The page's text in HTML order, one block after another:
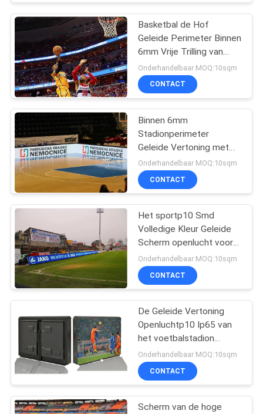
Volledige Kleuren
LEIDENE Vertoning
SMD-LEIDENE
Vertoning
Openlucht LEIDEN
Aanplakbord
106
Basketbal de Hof
Geleide Perimeter Binnen
6mm Vrije Trilling van
Reclameraad
Onderhandelbaar MOQ:10sqm
CONTACT
Binnen 6mm
Stadionperimeter
Geleide Vertoning met
Digitaal het
Schermcomité 1920Hz
Onderhandelbaar MOQ:10sqm
CONTACT
Het sportp10 Smd
Volledige Kleur Geleide
Scherm openlucht voor
Voetbal Logo Advertising
Onderhandelbaar MOQ:10sqm
CONTACT
De Geleide Vertoning
Openluchtp10 Ip65 van
het voetbalstadion
Perimeter met
Aluminiumkabinet
Onderhandelbaar MOQ:10sqm
CONTACT
Scherm van de hoge